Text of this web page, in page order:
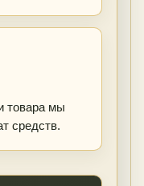
товара мы
средств.